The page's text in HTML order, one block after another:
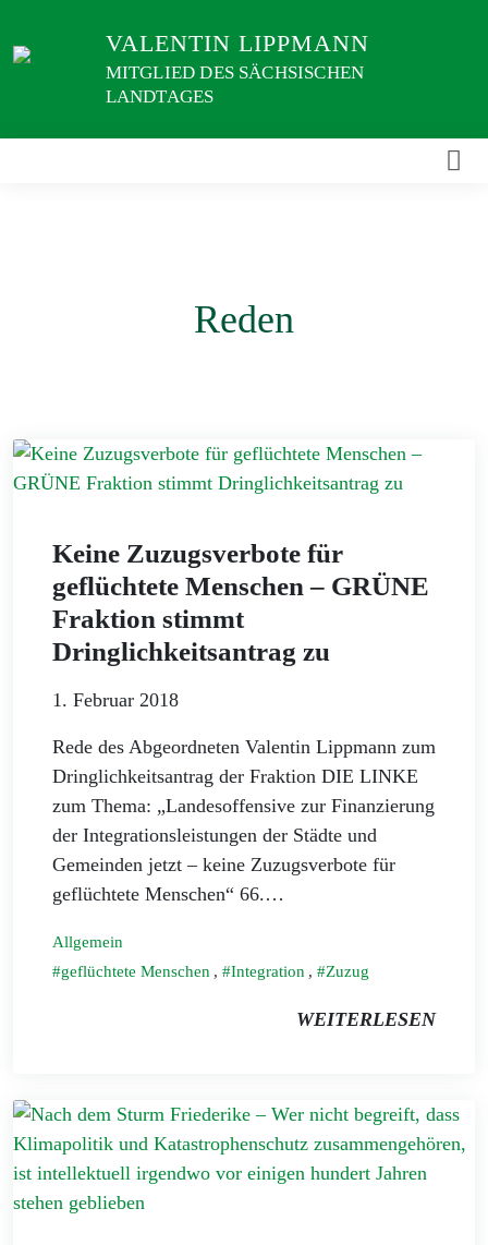
zum
VALENTIN LIPPMANN
MITGLIED DES SÄCHSISCHEN
LANDTAGES
Reden
Keine Zuzugsverbote für
geflüchtete Menschen – GRÜNE
Fraktion stimmt
Dringlichkeitsantrag zu
1. Februar 2018
Rede des Abgeordneten Valentin Lippmann zum
Dringlichkeitsantrag der Fraktion DIE LINKE
zum Thema: „Landesoffensive zur Finanzierung
der Integrationsleistungen der Städte und
Gemeinden jetzt – keine Zuzugsverbote für
geflüchtete Menschen“ 66.…
Allgemein
geflüchtete Menschen , Integration , Zuzug
WEITERLESEN